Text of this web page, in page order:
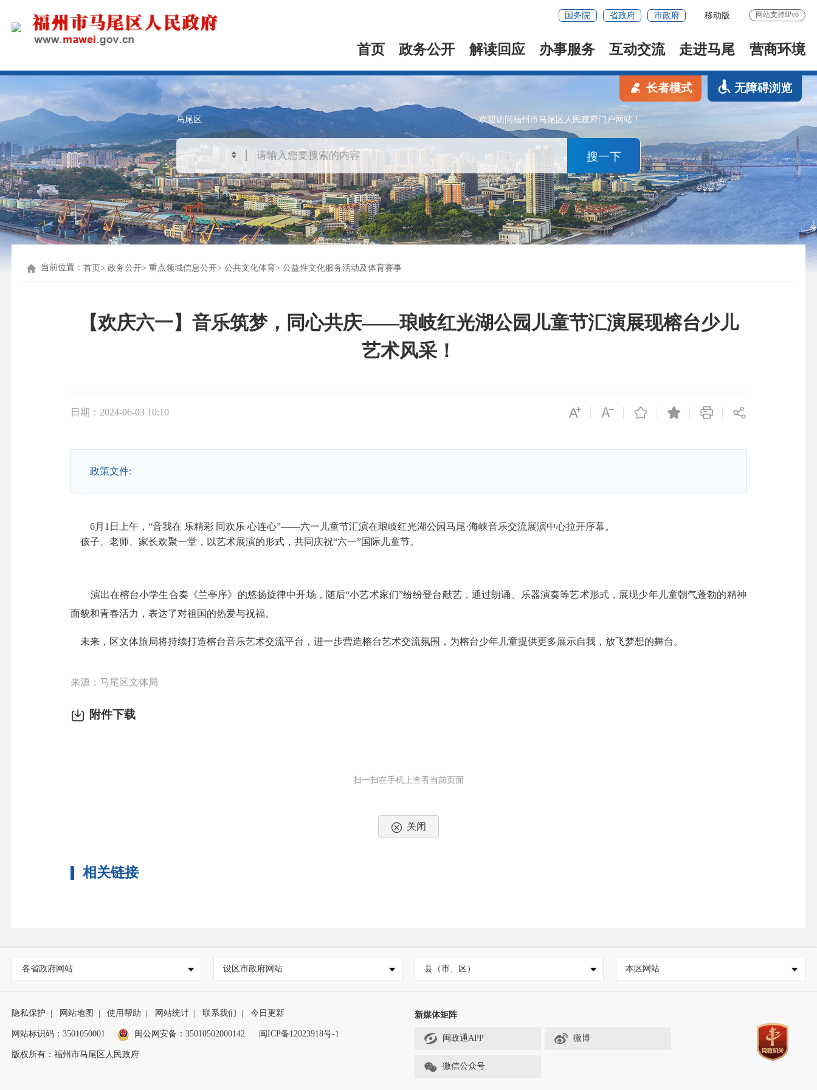
国务院 省政府 市政府 移动版 网站支持IPv6
首页 政务公开 解读回应 办事服务 互动交流 走进马尾 营商环境
马尾区 欢迎访问福州市马尾区人民政府门户网站！
搜一下
长者模式 无障碍浏览
当前位置：首页 政务公开 重点领域信息公开 公共文化体育 公益性文化服务活动及体育赛事
【欢庆六一】音乐筑梦，同心共庆——琅岐红光湖公园儿童节汇演展现榕台少儿
艺术风采！
日期：2024-06-03 10:10
政策文件:
6月1日上午，“音我在 乐精彩 同欢乐 心连心”——六一儿童节汇演在琅岐红光湖公园马尾·海峡音乐交流展演中心拉开序幕。
孩子、老师、家长欢聚一堂，以艺术展演的形式，共同庆祝“六一”国际儿童节。
演出在榕台小学生合奏《兰亭序》的悠扬旋律中开场，随后“小艺术家们”纷纷登台献艺，通过朗诵、乐器演奏等艺术形式，展现少年儿童朝气蓬勃的精神
面貌和青春活力，表达了对祖国的热爱与祝福。
未来，区文体旅局将持续打造榕台音乐艺术交流平台，进一步营造榕台艺术交流氛围，为榕台少年儿童提供更多展示自我，放飞梦想的舞台。
来源：马尾区文体局
附件下载
扫一扫在手机上查看当前页面
关闭
相关链接
各省政府网站 设区市政府网站 县（市、区） 本区网站
隐私保护 网站地图 使用帮助 网站统计 联系我们 今日更新
网站标识码：3501050001 闽公网安备：35010502000142 闽ICP备12023918号-1
版权所有：福州市马尾区人民政府
新媒体矩阵
闽政通APP 微博
微信公众号